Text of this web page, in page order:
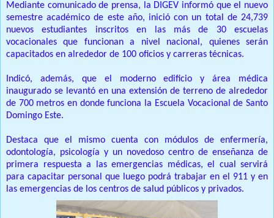
Mediante comunicado de prensa, la DIGEV informó que el nuevo
semestre académico de este año, inició con un total de 24,739
nuevos estudiantes inscritos en las más de 30 escuelas
vocacionales que funcionan a nivel nacional, quienes serán
capacitados en alrededor de 100 oficios y carreras técnicas.
Indicó, además, que el moderno edificio y área médica
inaugurado se levantó en una extensión de terreno de alrededor
de 700 metros en donde funciona la Escuela Vocacional de Santo
Domingo Este.
Destaca que el mismo cuenta con módulos de enfermería,
odontología, psicología y un novedoso centro de enseñanza de
primera respuesta a las emergencias médicas, el cual servirá
para capacitar personal que luego podrá trabajar en el 911 y en
las emergencias de los centros de salud públicos y privados.